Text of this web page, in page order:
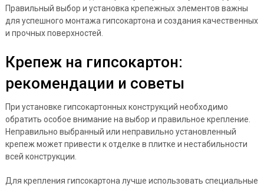
Правильный выбор и установка крепежных элементов важны
для успешного монтажа гипсокартона и создания качественных
и прочных поверхностей.
Крепеж на гипсокартон:
рекомендации и советы
При установке гипсокартонных конструкций необходимо
обратить особое внимание на выбор и правильное крепление.
Неправильно выбранный или неправильно установленный
крепеж может привести к отделке в плитке и нестабильности
всей конструкции.
Для крепления гипсокартона лучше использовать специальные